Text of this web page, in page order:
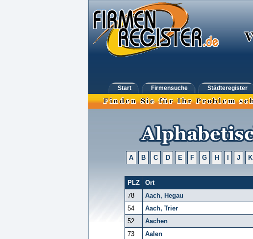
Start Firmensuche Städteregister
A B C D E F G H J K
PLZ Ort
78
Aach, Hegau
54
Aach, Trier
52
Aachen
73
Aalen